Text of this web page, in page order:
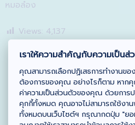
หมอล๋อง
Views: 4,137
เราให้ความสำคัญกับความเป็น
คุณสามารถเลือกปฏิเสธการทำงานข
ต้องการของคุณ อย่างไรก็ตาม หาก
ค่าความเป็นส่วนตัวของคุณ ด้วยการป
คุกกี้ทั้งหมด คุณอาจไม่สามารถใช้งา
ทั้งหมดบนเว็บไซต์ฯ กรุณากดปุ่ม "ย